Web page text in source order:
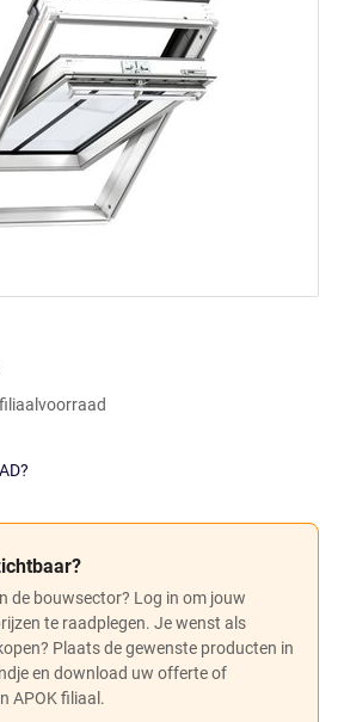
de bouwsector? Log in om jouw
te raadplegen. Je wenst als
Plaats de gewenste producten in
en download uw offerte of
APOK filiaal.